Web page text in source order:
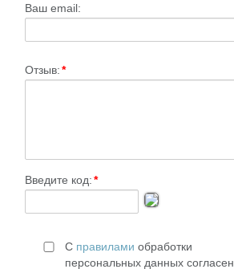
Ваш email:
Отзыв:*
Введите код:*
С правилами обработки
персональных данных согласен